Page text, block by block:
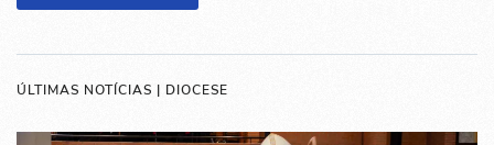
ÚLTIMAS NOTÍCIAS | DIOCESE